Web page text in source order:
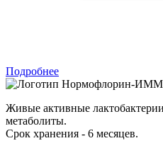
Подробнее
Нормофлорин-
Живые активные
метаболиты.
Срок хранения - 6 месяцев.